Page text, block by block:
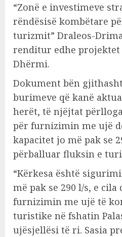
“Zonë e investimeve
rëndësisë kombëtare
turizmit” Draleos-
renditur edhe projektet
Dhërmi.
Dokument bën
burimeve që kanë
herët, të njëjtat
për furnizimin me ujë
kapacitet jo më pak se
përballuar fluksin e
“Kërkesa është
më pak se 290 l/s, e
furnizimin me ujë të
turistike në fshatin
ujësjellësi të ri. Sasia